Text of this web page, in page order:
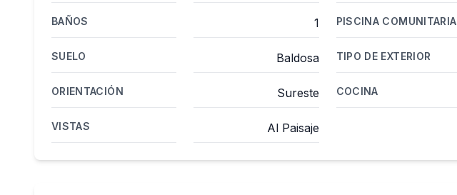
BAÑOS 1 PISCINA COMUNITARIA
SUELO Baldosa TIPO DE EXTERIOR
ORIENTACIÓN Sureste COCINA
VISTAS Al Paisaje